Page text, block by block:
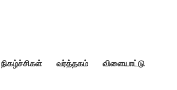
நிகழ்ச்சிகள் வர்த்தகம் விளையாட்டு